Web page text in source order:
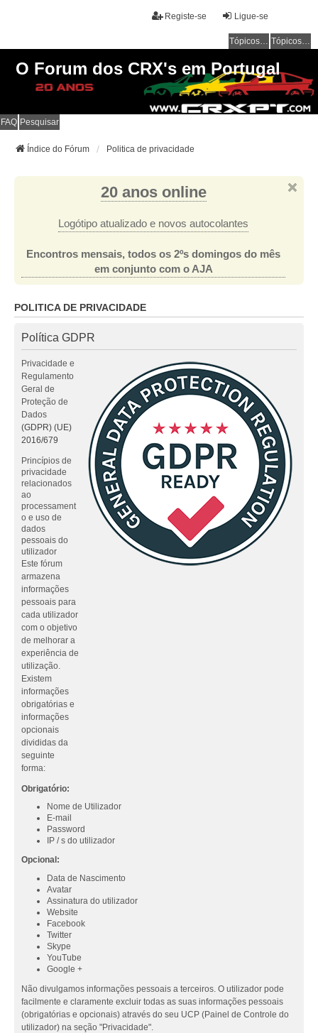
Ligue-se
Registe-se
Tópicos sem resposta Tópicos ativos
O Forum dos CRX's em Portugal
FAQ Pesquisar
Índice do Fórum Politica de privacidade
20 anos online
Logótipo atualizado e novos autocolantes
Encontros mensais, todos os 2ºs domingos do mês
em conjunto com o AJA
POLITICA DE PRIVACIDADE
Política GDPR
Privacidade e
Regulamento
Geral de
Proteção de
Dados
(GDPR) (UE)
2016/679
Princípios de
privacidade
relacionados
ao
processament
o e uso de
dados
pessoais do
utilizador
Este fórum
armazena
informações
pessoais para
cada utilizador
com o objetivo
de melhorar a
experiência de
utilização.
Existem
informações
obrigatórias e
informações
opcionais
divididas da
seguinte
forma:
Obrigatório:
Nome de Utilizador
E-mail
Password
IP / s do utilizador
Opcional:
Data de Nascimento
Avatar
Assinatura do utilizador
Website
Facebook
Twitter
Skype
YouTube
Google +
Não divulgamos informações pessoais a terceiros. O utilizador pode
facilmente e claramente excluir todas as suas informações pessoais
(obrigatórias e opcionais) através do seu UCP (Painel de Controle do
utilizador) na seção "Privacidade".